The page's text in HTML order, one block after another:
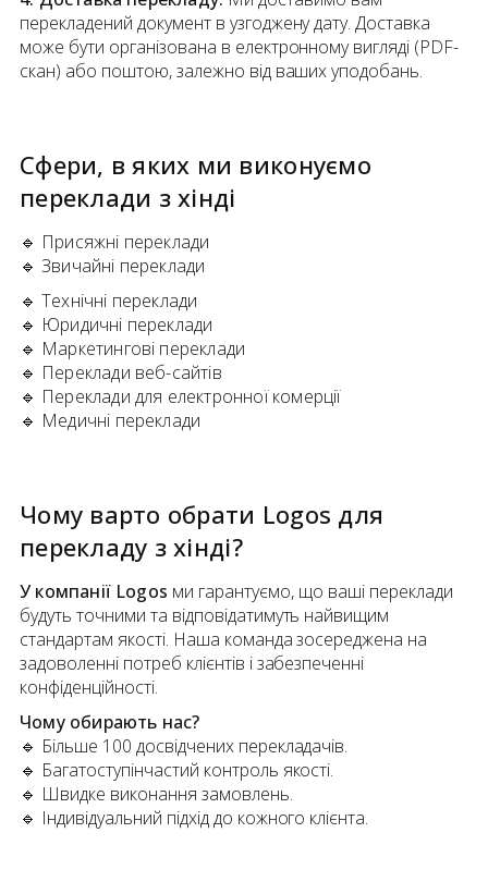
перекладений документ в узгоджену дату. Доставка
може бути організована в електронному вигляді (PDF-
скан) або поштою, залежно від ваших уподобань.
Сфери, в яких ми виконуємо
переклади з хінді
🔹 Присяжні переклади
🔹 Звичайні переклади
🔹 Технічні переклади
🔹 Юридичні переклади
🔹 Маркетингові переклади
🔹 Переклади веб-сайтів
🔹 Переклади для електронної комерції
🔹 Медичні переклади
Чому варто обрати Logos для
перекладу з хінді?
У компанії Logos ми гарантуємо, що ваші переклади
будуть точними та відповідатимуть найвищим
стандартам якості. Наша команда зосереджена на
задоволенні потреб клієнтів і забезпеченні
конфіденційності.
Чому обирають нас?
🔹 Більше 100 досвідчених перекладачів.
🔹 Багатоступінчастий контроль якості.
🔹 Швидке виконання замовлень.
🔹 Індивідуальний підхід до кожного клієнта.